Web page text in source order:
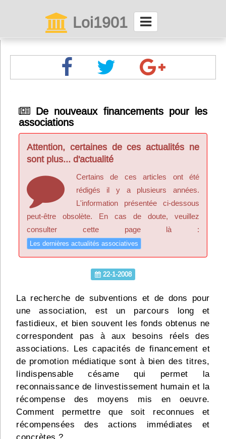
Loi1901
Menu général
ServiceAsso
Partager
VieAsso
Infos
Désabo Lettrasso
Nous contacter
De nouveaux financements pour les
associations
Attention, certaines de ces actualités ne
sont plus... d'actualité
Certains de ces articles ont été
rédigés il y a plusieurs années.
L'information présentée ci-dessous
peut-être obsolète. En cas de doute, veuillez
consulter cette page là :
Les dernières actualités associatives
22-1-2008
La recherche de subventions et de dons pour
une association, est un parcours long et
fastidieux, et bien souvent les fonds obtenus ne
correspondent pas à aux besoins réels des
associations. Les capacités de financement et
de promotion médiatique sont à bien des titres,
lindispensable césame qui permet la
reconnaissance de linvestissement humain et la
récompense des moyens mis en oeuvre.
Comment permettre que soit reconnues et
récompensées des actions immédiates et